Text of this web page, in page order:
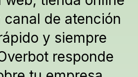
canal de atención
y siempre
responde